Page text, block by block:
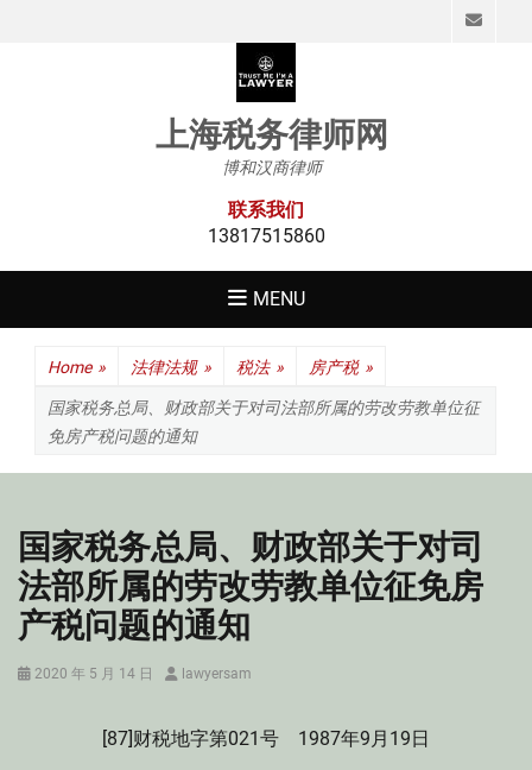
上海税务律师网
博和汉商律师
联系我们
13817515860
MENU
Home » 法律法规 » 税法 » 房产税 »
国家税务总局、财政部关于对司法部所属的劳改劳教单位征
免房产税问题的通知
国家税务总局、财政部关于对司
法部所属的劳改劳教单位征免房
产税问题的通知
Posted
2020 年 5 月 14 日 Authorlawyersam
[87]财税地字第021号 1987年9月19日